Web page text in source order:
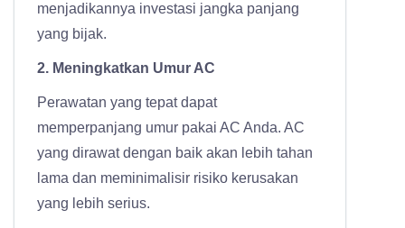
menjadikannya investasi jangka panjang
yang bijak.
2. Meningkatkan Umur AC
Perawatan yang tepat dapat
memperpanjang umur pakai AC Anda. AC
yang dirawat dengan baik akan lebih tahan
lama dan meminimalisir risiko kerusakan
yang lebih serius.